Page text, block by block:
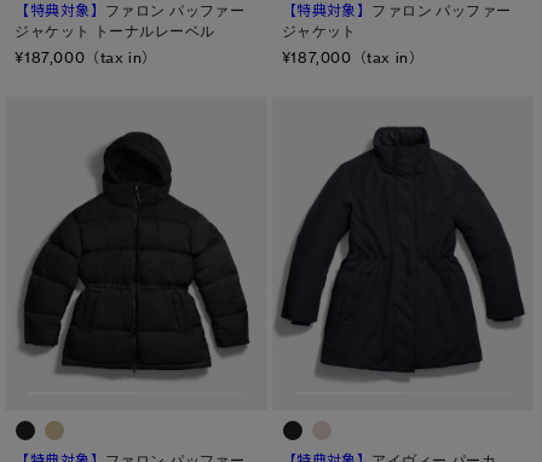
【特典対象】 ファロン パッファー
ジャケット トーナルレーベル
¥187,000（tax in）
【特典対象】 ファロン パッファー
ジャケット
¥187,000（tax in）